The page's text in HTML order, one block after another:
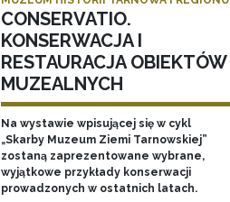
CONSERVATIO.
KONSERWACJA I
RESTAURACJA OBIEKTÓW
MUZEALNYCH
Na wystawie wpisującej się w cykl
„Skarby Muzeum Ziemi Tarnowskiej”
zostaną zaprezentowane wybrane,
wyjątkowe przykłady konserwacji
prowadzonych w ostatnich latach.